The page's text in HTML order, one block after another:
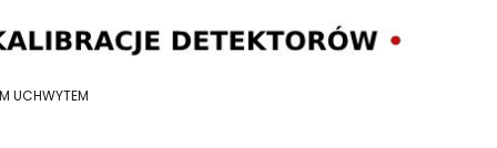
UCHWYTEM